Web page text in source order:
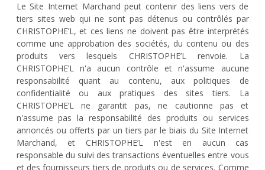
Le Site Internet Marchand peut contenir des liens vers de
tiers sites web qui ne sont pas détenus ou contrôlés par
CHRISTOPHE’L, et ces liens ne doivent pas être interprétés
comme une approbation des sociétés, du contenu ou des
produits vers lesquels CHRISTOPHE’L renvoie. La
CHRISTOPHE’L n'a aucun contrôle et n'assume aucune
responsabilité quant au contenu, aux politiques de
confidentialité ou aux pratiques des sites tiers. La
CHRISTOPHE’L ne garantit pas, ne cautionne pas et
n'assume pas la responsabilité des produits ou services
annoncés ou offerts par un tiers par le biais du Site Internet
Marchand, et CHRISTOPHE’L n'est en aucun cas
responsable du suivi des transactions éventuelles entre vous
et des fournisseurs tiers de produits ou de services. Comme